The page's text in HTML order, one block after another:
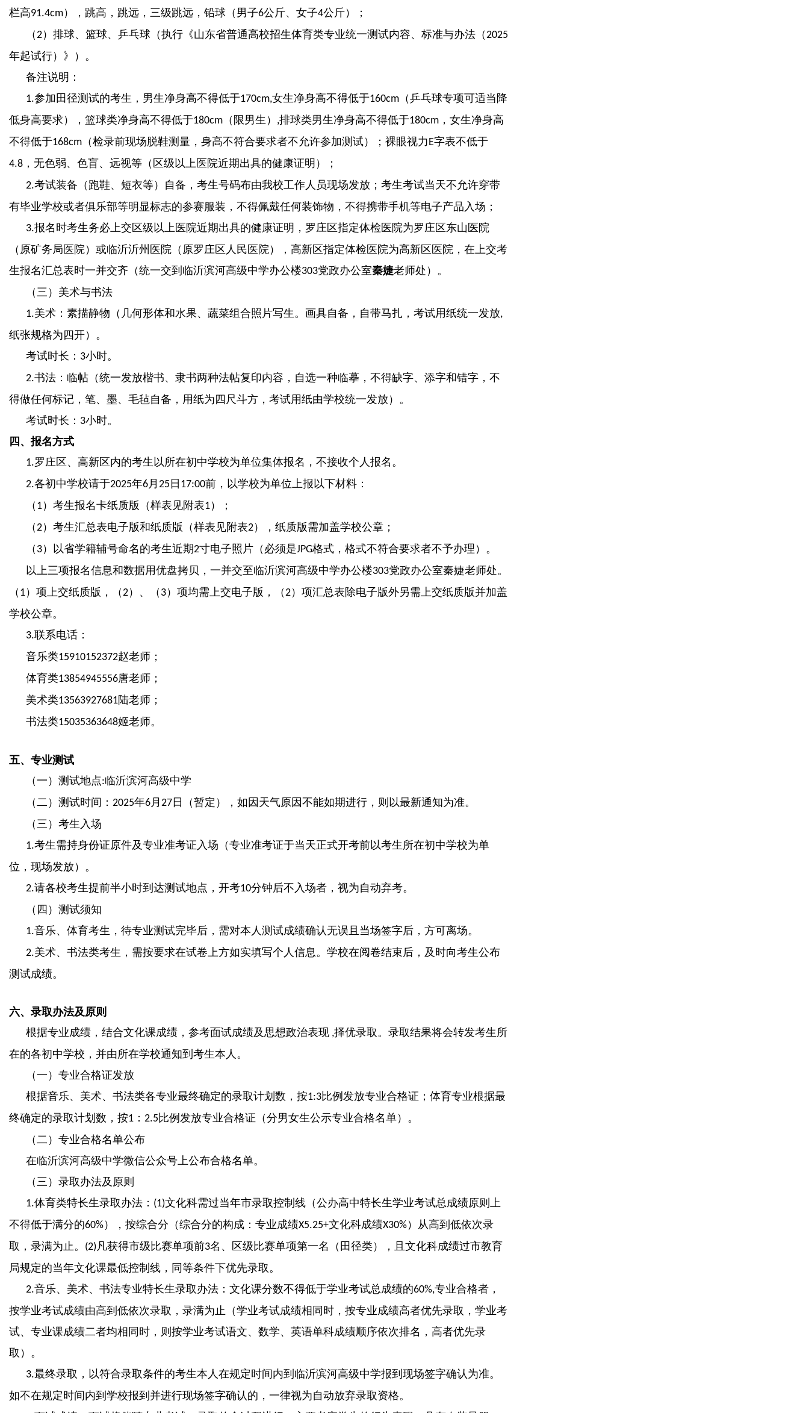
栏高91.4cm），跳高，跳远，三级跳远，铅球（男子6公斤、女子4公斤）；
（2）排球、篮球、乒乓球（执行《山东省普通高校招生体育类专业统一测试内容、标准与办法（2025
年起试行）》）。
备注说明：
1.参加田径测试的考生，男生净身高不得低于170cm,女生净身高不得低于160cm （乒乓球专项可适当降
低身高要求），篮球类净身高不得低于180cm （限男生） ,排球类男生净身高不得低于180cm ，女生净身高
不得低于168cm （检录前现场脱鞋测量，身高不符合要求者不允许参加测试）；裸眼视力E字表不低于
4.8 ，无色弱、色盲、远视等（区级以上医院近期出具的健康证明）；
2.考试装备（跑鞋、短衣等）自备，考生号码布由我校工作人员现场发放；考生考试当天不允许穿带
有毕业学校或者俱乐部等明显标志的参赛服装，不得佩戴任何装饰物，不得携带手机等电子产品入场；
3.报名时考生务必上交区级以上医院近期出具的健康证明，罗庄区指定体检医院为罗庄区东山医院
（原矿务局医院）或临沂沂州医院（原罗庄区人民医院），高新区指定体检医院为高新区医院，在上交考
生报名汇总表时一并交齐（统一交到临沂滨河高级中学办公楼303党政办公室秦婕老师处）。
（三）美术与书法
1.美术：素描静物（几何形体和水果、蔬菜组合照片写生。画具自备，自带马扎，考试用纸统一发放,
纸张规格为四开）。
考试时长： 3小时。
2.书法：临帖（统一发放楷书、隶书两种法帖复印内容，自选一种临摹，不得缺字、添字和错字，不
得做任何标记，笔、墨、毛毡自备，用纸为四尺斗方，考试用纸由学校统一发放）。
考试时长： 3小时。
四、报名方式
1.罗庄区、高新区内的考生以所在初中学校为单位集体报名，不接收个人报名。
2.各初中学校请于2025年6月 25 日 17:00前，以学校为单位上报以下材料：
（ 1）考生报名卡纸质版（样表见附表1）；
（2）考生汇总表电子版和纸质版（样表见附表2），纸质版需加盖学校公章；
（ 3）以省学籍辅号命名的考生近期2寸电子照片（必须是JPG格式，格式不符合要求者不予办理）。
以上三项报名信息和数据用优盘拷贝，一并交至临沂滨河高级中学办公楼303党政办公室秦婕老师处。
（ 1）项上交纸质版，（2）、（ 3）项均需上交电子版，（2）项汇总表除电子版外另需上交纸质版并加盖
学校公章。
3.联系电话：
音乐类15910152372赵老师；
体育类13854945556唐老师；
美术类13563927681陆老师；
书法类15035363648姬老师。
五、专业测试
（一）测试地点:临沂滨河高级中学
（二）测试时间： 2025年6月 27 日（暂定），如因天气原因不能如期进行，则以最新通知为准。
（三）考生入场
1.考生需持身份证原件及专业准考证入场（专业准考证于当天正式开考前以考生所在初中学校为单
位，现场发放）。
2.请各校考生提前半小时到达测试地点，开考10分钟后不入场者，视为自动弃考。
（四）测试须知
1.音乐、体育考生，待专业测试完毕后，需对本人测试成绩确认无误且当场签字后，方可离场。
2.美术、书法类考生，需按要求在试卷上方如实填写个人信息。学校在阅卷结束后，及时向考生公布
测试成绩。
六、录取办法及原则
根据专业成绩，结合文化课成绩，参考面试成绩及思想政治表现 ,择优录取。录取结果将会转发考生所
在的各初中学校，并由所在学校通知到考生本人。
（一）专业合格证发放
根据音乐、美术、书法类各专业最终确定的录取计划数，按1:3比例发放专业合格证；体育专业根据最
终确定的录取计划数，按1 ： 2.5 比例发放专业合格证（分男女生公示专业合格名单）。
（二）专业合格名单公布
在临沂滨河高级中学微信公众号上公布合格名单。
（三）录取办法及原则
1.体育类特长生录取办法： (1)文化科需过当年市录取控制线（公办高中特长生学业考试总成绩原则上
不得低于满分的60%），按综合分（综合分的构成：专业成绩X5.25+文化科成绩X30%）从高到低依次录
取，录满为止。 (2)凡获得市级比赛单项前3名、区级比赛单项第一名（田径类），且文化科成绩过市教育
局规定的当年文化课最低控制线，同等条件下优先录取。
2.音乐、美术、书法专业特长生录取办法：文化课分数不得低于学业考试总成绩的60%,专业合格者，
按学业考试成绩由高到低依次录取，录满为止（学业考试成绩相同时，按专业成绩高者优先录取，学业考
试、专业课成绩二者均相同时，则按学业考试语文、数学、英语单科成绩顺序依次排名，高者优先录
取）。
3.最终录取，以符合录取条件的考生本人在规定时间内到临沂滨河高级中学报到现场签字确认为准。
如不在规定时间内到学校报到并进行现场签字确认的，一律视为自动放弃录取资格。